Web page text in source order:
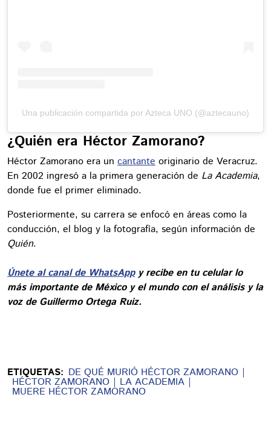
Una publicación compartida por Azteca UNO (@aztecauno)
¿Quién era Héctor Zamorano?
Héctor Zamorano era un cantante originario de Veracruz.
En 2002 ingresó a la primera generación de La Academia,
donde fue el primer eliminado.
Posteriormente, su carrera se enfocó en áreas como la
conducción, el blog y la fotografía, según información de
Quién.
Únete al canal de WhatsAppy recibe en tu celular lo
más importante de México y el mundo con el análisis y la
voz de Guillermo Ortega Ruiz.
ETIQUETAS: DE QUÉ MURIÓ HÉCTOR ZAMORANO
HÉCTOR ZAMORANO LA ACADEMIA
MUERE HÉCTOR ZAMORANO